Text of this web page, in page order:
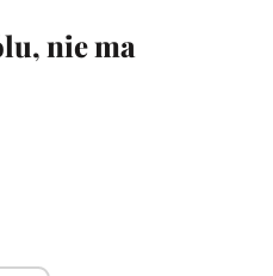
nie ma